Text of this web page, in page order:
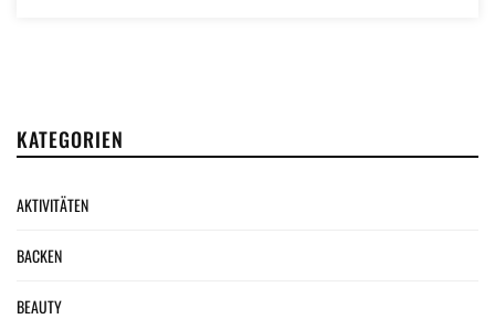
KATEGORIEN
AKTIVITÄTEN
BACKEN
BEAUTY